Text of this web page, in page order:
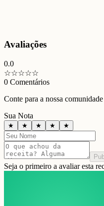
Avaliações
0.0
☆☆☆☆☆
0 Comentários
Conte para a nossa
Sua Nota
★ ★ ★ ★ ★
Seja o primeiro a avaliar esta